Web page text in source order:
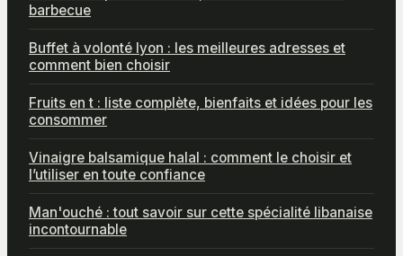
barbecue
Buffet à volonté lyon : les meilleures adresses et
comment bien choisir
Fruits en t : liste complète, bienfaits et idées pour les
consommer
Vinaigre balsamique halal : comment le choisir et
l’utiliser en toute confiance
Man'ouché : tout savoir sur cette spécialité libanaise
incontournable